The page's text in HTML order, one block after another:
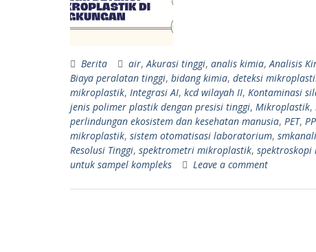
Berita air, Akurasi tinggi, analis kimia, Analisis
Biaya peralatan tinggi, bidang kimia, deteksi
mikroplastik, Integrasi AI, kcd wilayah II, Kontaminasi
jenis polimer plastik dengan presisi tinggi, Mikroplastik,
perlindungan ekosistem dan kesehatan manusia, PET, PP
mikroplastik, sistem otomatisasi laboratorium,
Resolusi Tinggi, spektrometri mikroplastik,
untuk sampel kompleks
Leave a comment